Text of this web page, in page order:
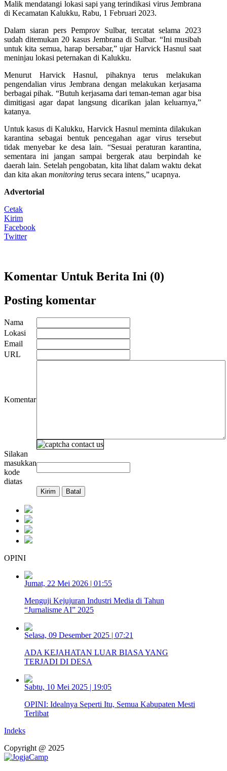
Malik mendatangi lokasi sapi yang terindikasi virus Jembrana
di Kecamatan Kalukku, Rabu, 1 Februari 2023.
Dalam siaran pers Pemprov Sulbar, tercatat selama 2023
sudah ditemukan 20 kasus Jembrana di Sulbar. “Ini musibah
untuk kita semua, harap bersabar,” ujar Harvick Hasnul saat
meninjau lokasi peternakan di Kalukku.
Menurut Harvick Hasnul, pihaknya terus melakukan
pengendalian virus Jembrana dengan melakukan kerjasama
berbagai pihak. “Butuh kerjasama dari teman-teman agar bisa
dimitigasi agar dapat langsung dicarikan jalan keluarnya,”
katanya.
Untuk kasus di Kalukku, Harvick Hasnul meminta dilakukan
karantina sebagai bentuk pencegahan agar virus tersebut
tidak menyebar ke desa lain. “Sesuai peraturan karantina,
sementara ini jangan sampai bergerak atau berpindah ke
daerah lain. Setelah pengobatan, kita lihat dalam waktu dekat
dan kita akan monitoring terus secara intens,” ucapnya.
Advertorial
Cetak
Kirim
Facebook
Twitter
Komentar Untuk Berita Ini (0)
Posting komentar
Nama
Lokasi
Email
URL
Komentar
Silakan
masukkan
kode
diatas
OPINI
Jumat, 22 Mei 2026 | 01:55
Menguji Kejujuran Industri Media di Tahun
“Jurnalisme AI” 2025
Selasa, 09 Desember 2025 | 07:21
ADA KEJAHATAN LUAR BIASA YANG
TERJADI DI DESA
Sabtu, 10 Mei 2025 | 19:05
OPINI: Idealnya Seperti Itu, Semua Kabupaten Mesti
Terlibat
Indeks
Copyright @ 2025